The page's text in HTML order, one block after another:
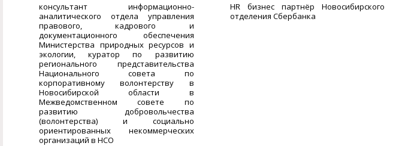
консультант информационно-
аналитического отдела управления
правового, кадрового и
документационного обеспечения
Министерства природных ресурсов и
экологии, куратор по развитию
регионального представительства
Национального совета по
корпоративному волонтерству в
Новосибирской области в
Межведомственном совете по
развитию добровольчества
(волонтерства) и социально
ориентированных некоммерческих
организаций в НСО
HR бизнес партнёр Новосибирского
отделения Сбербанка